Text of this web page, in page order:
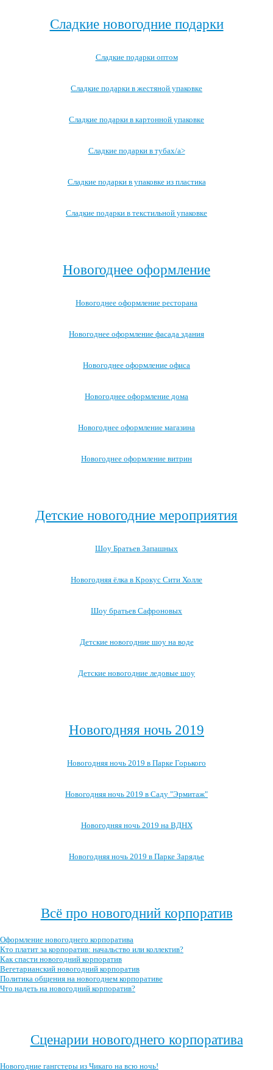
Сладкие новогодние подарки
Сладкие подарки оптом
Сладкие подарки в жестяной упаковке
Сладкие подарки в картонной упаковке
Сладкие подарки в тубах/a>
Сладкие подарки в упаковке из пластика
Сладкие подарки в текстильной упаковке
Новогоднее оформление
Новогоднее оформление ресторана
Новогоднее оформление фасада здания
Новогоднее оформление офиса
Новогоднее оформление дома
Новогоднее оформление магазина
Новогоднее оформление витрин
Детские новогодние мероприятия
Шоу Братьев Запашных
Новогодняя ёлка в Крокус Сити Холле
Шоу братьев Сафроновых
Детские новогодние шоу на воде
Детские новогодние ледовые шоу
Новогодняя ночь 2019
Новогодняя ночь 2019 в Парке Горького
Новогодняя ночь 2019 в Саду "Эрмитаж"
Новогодняя ночь 2019 на ВДНХ
Новогодняя ночь 2019 в Парке Зарядье
Всё про новогодний корпоратив
Оформление новогоднего корпоратива
Кто платит за корпоратив: начальство или коллектив?
Как спасти новогодний корпоратив
Вегетарианский новогодний корпоратив
Политика общения на новогоднем корпоративе
Что надеть на новогодний корпоратив?
Сценарии новогоднего корпоратива
Новогодние гангстеры из Чикаго на всю ночь!